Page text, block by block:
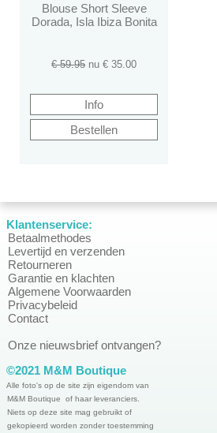
Blouse Short Sleeve
Dorada, Isla Ibiza Bonita
€ 59.95 nu €35.00
Klantenservice:
Betaalmethodes
Levertijd en verzenden
Retourneren
Garantie en klachten
Algemene Voorwaarden
Privacybeleid
Contact
Onze nieuwsbrief ontvangen?
©2021 M&M Boutique
Alle foto's op de site zijn eigendom van
M&M Boutique of haar leveranciers.
Niets op deze site mag gebruikt of
gekopieerd worden zonder toestemming